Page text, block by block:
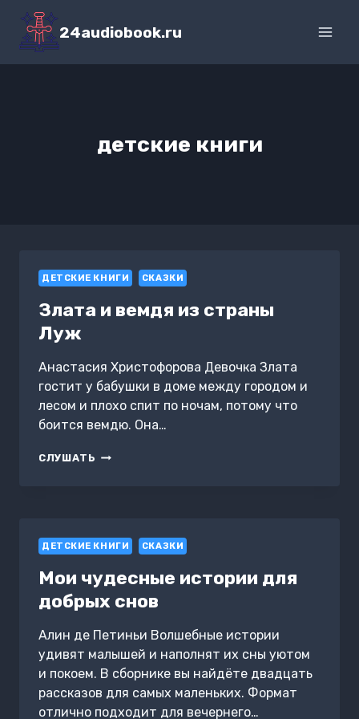
Перейти
содержимому
24audiobook.ru
детские книги
ДЕТСКИЕ КНИГИ СКАЗКИ
Злата и вемдя из страны
Луж
Анастасия Христофорова Девочка Злата
гостит у бабушки в доме между городом и
лесом и плохо спит по ночам, потому что
боится вемдю. Она…
СЛУШАТЬ ЗЛАТА
ДЕТСКИЕ КНИГИ СКАЗКИ
Мои чудесные истории для
добрых снов
Алин де Петиньи Волшебные истории
удивят малышей и наполнят их сны уютом
и покоем. В сборнике вы найдёте двадцать
рассказов для самых маленьких. Формат
отлично подходит для вечернего…